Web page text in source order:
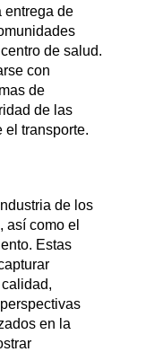
entrega de
de salud.
con
de
de las
el transporte.
de los
así como el
Estas
en la